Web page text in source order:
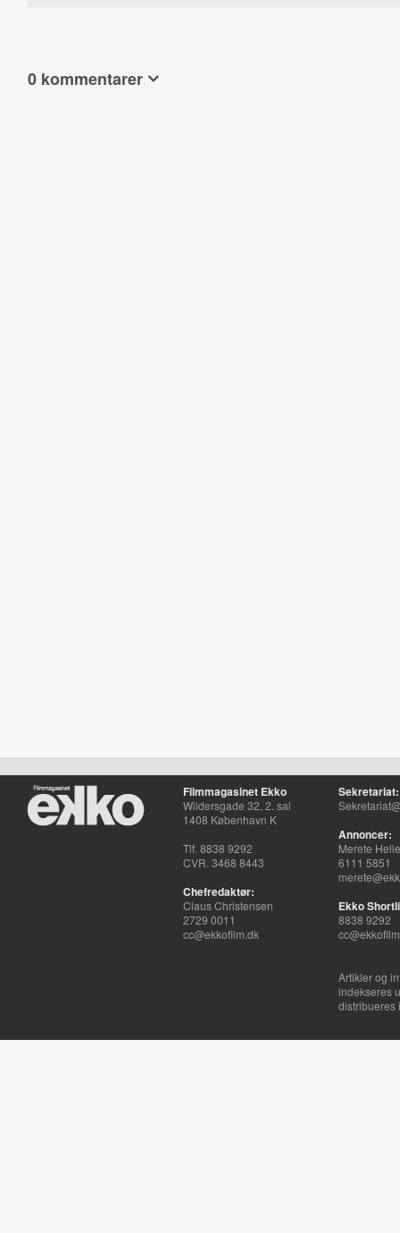
0 kommentarer
Filmmagasinet Ekko
Wildersgade 32, 2. sal
1408 København K
Tlf. 8838 9292
CVR. 3468 8443
Chefredaktør:
Claus Christensen
2729 0011
cc@ekkofilm.dk
Sekretariat:
Annoncer:
Merete
6111 5851
Ekko
8838 9292
Artikler og
indekseres
distribueres